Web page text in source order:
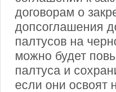
договорам о
допсоглашения
палтусов на
можно будет
палтуса и
если они освоят